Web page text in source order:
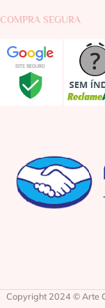
COMPRA SEGURA
Copyright 2024 © Arte